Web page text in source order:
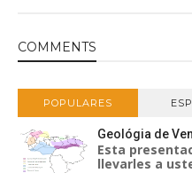
COMMENTS
POPULARES
Geológia de
Esta
llevarles a